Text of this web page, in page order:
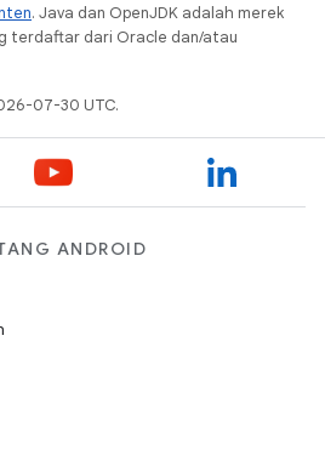
. Java dan OpenJDK adalah merek
terdaftar dari Oracle dan/atau
07-30 UTC.
ANDROID